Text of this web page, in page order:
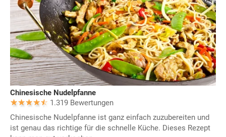
Chinesische Nudelpfanne
1.319 Bewertungen
Chinesische Nudelpfanne ist ganz einfach zuzubereiten und
ist genau das richtige für die schnelle Küche. Dieses Rezept